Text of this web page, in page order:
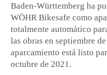
Baden-Württemberg ha
WÖHR Bikesafe como
totalmente automático
las obras en septiembre
aparcamiento está listo
octubre de 2021.